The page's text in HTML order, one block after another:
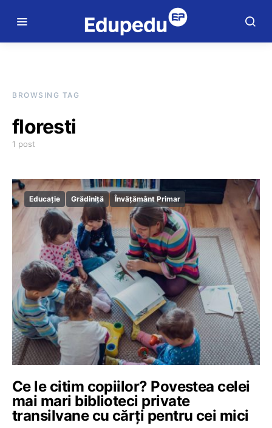
BROWSING TAG
floresti
1 post
Educație Grădiniță Învățământ Primar
Ce le citim copiilor? Povestea celei
mai mari biblioteci private
transilvane cu cărți pentru cei mici